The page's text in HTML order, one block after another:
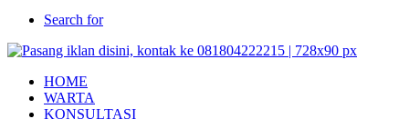
Search for
HOME
WARTA
KONSULTASI